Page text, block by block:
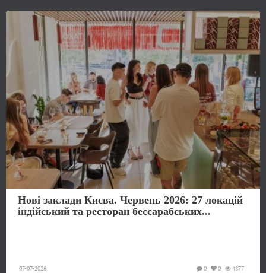
Нові заклади Києва. Червень 2026: 27 локацій
індійський та ресторан бессарабських...
07-07-2026 4877
0
0